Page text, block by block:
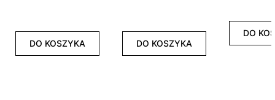
DO KOSZYKA DO KOSZYKA
DO